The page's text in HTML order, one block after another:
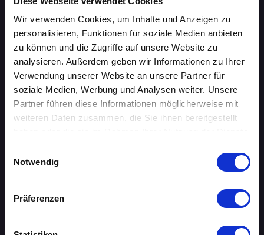
Wir verwenden Cookies, um Inhalte und Anzeigen zu
personalisieren, Funktionen für soziale Medien anbieten
zu können und die Zugriffe auf unsere Website zu
analysieren. Außerdem geben wir Informationen zu Ihrer
Verwendung unserer Website an unsere Partner für
soziale Medien, Werbung und Analysen weiter. Unsere
Partner führen diese Informationen möglicherweise mit
weiteren Daten zusammen, die Sie ihnen bereitgestellt
Notwendig
Präferenzen
AACHEN
BERLIN
BIELEFELD
BRAUNSCHWEIG
BREMEN